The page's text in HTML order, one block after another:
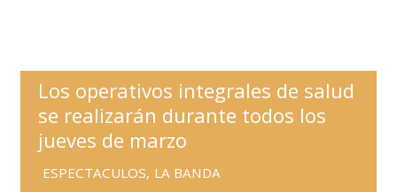
Los operativos integrales de salud
se realizarán durante todos los
jueves de marzo
ESPECTACULOS, LA BANDA